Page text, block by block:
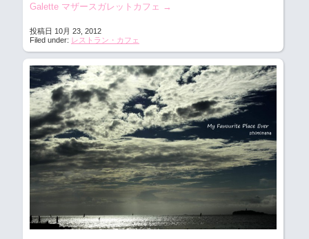
Galette マザースガレットカフェ →
投稿日 10月 23, 2012
Filed under: レストラン・カフェ